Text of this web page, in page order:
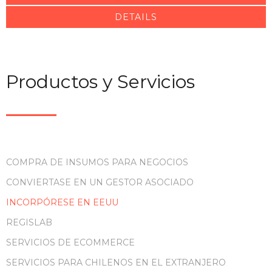
DETAILS
Productos y Servicios
COMPRA DE INSUMOS PARA NEGOCIOS
CONVIERTASE EN UN GESTOR ASOCIADO
INCORPÓRESE EN EEUU
REGISLAB
SERVICIOS DE ECOMMERCE
SERVICIOS PARA CHILENOS EN EL EXTRANJERO